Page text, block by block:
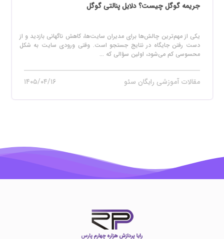
جریمه گوگل چیست؟ دلایل پنالتی گوگل
یکی از مهم‌ترین چالش‌ها برای مدیران سایت‌ها، کاهش ناگهانی بازدید و از
دست رفتن جایگاه در نتایج جستجو است. وقتی ورودی سایت به شکل
محسوسی کم می‌شود، اولین سؤالی که ...
مقالات آموزشی رایگان سئو ۱۴۰۵/۰۴/۱۶